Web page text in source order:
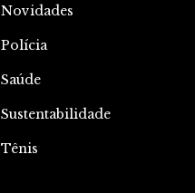
Novidades
Polícia
Saúde
Sustentabilidade
Tênis